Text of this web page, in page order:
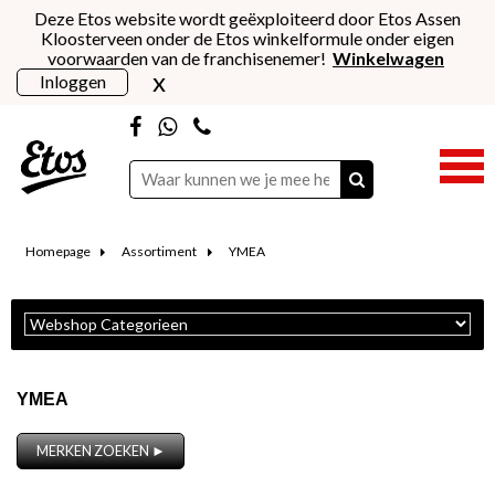
Deze Etos website wordt geëxploiteerd door Etos Assen
Kloosterveen onder de Etos winkelformule onder eigen
voorwaarden van de franchisenemer! Winkelwagen
Inloggen
x
Homepage Assortiment YMEA
YMEA
MERKEN ZOEKEN ►